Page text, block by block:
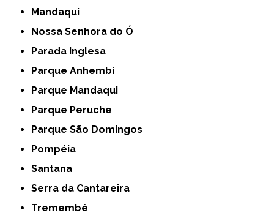
Mandaqui
Nossa Senhora do Ó
Parada Inglesa
Parque Anhembi
Parque Mandaqui
Parque Peruche
Parque São Domingos
Pompéia
Santana
Serra da Cantareira
Tremembé